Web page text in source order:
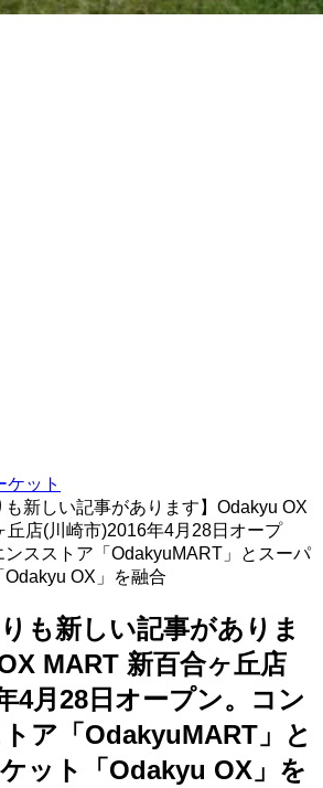
ケット
も新しい記事があります】Odakyu OX
丘店(川崎市)2016年4月28日オープ
ンスストア「OdakyuMART」とスーパ
OX」を融合
も新しい記事がありま
MART 新百合ヶ丘店
4月28日オープン。コン
ア「OdakyuMART」と
ット「Odakyu OX」を